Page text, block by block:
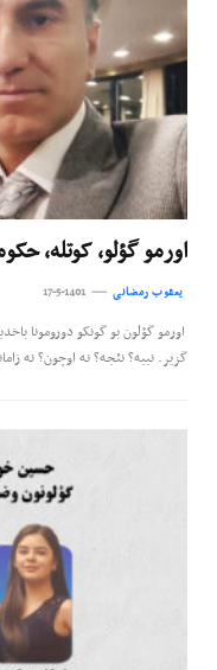
اورمو گؤلو، کوتله،
یعقوب رمضانی 17-5-1401
اورمو گؤلون بو گونکو دورومونا
گزیر. نییه؟ نئجه؟ نه اوچون؟ نه